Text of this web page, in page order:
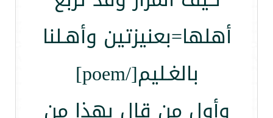
أهلها=بعنيزتين وأهـلنا
بالغـليم[/poem]